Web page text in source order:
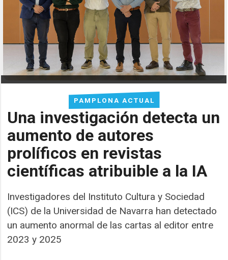
PAMPLONA ACTUAL
Una investigación detecta un
aumento de autores
prolíficos en revistas
científicas atribuible a la IA
Investigadores del Instituto Cultura y Sociedad
(ICS) de la Universidad de Navarra han detectado
un aumento anormal de las cartas al editor entre
2023 y 2025